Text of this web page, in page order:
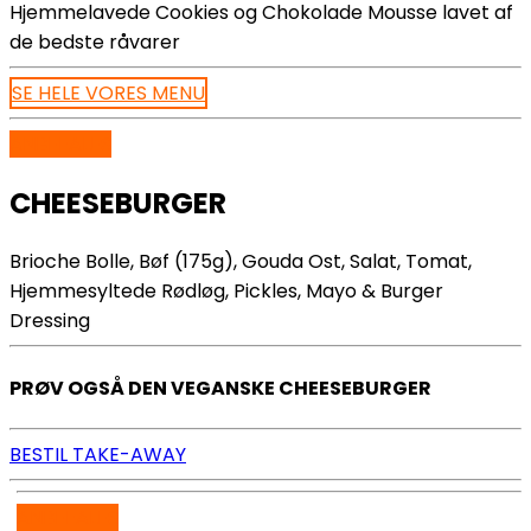
Hjemmelavede Cookies og Chokolade Mousse lavet af
de bedste råvarer
SE HELE VORES MENU
CHEESEBURGER
Brioche Bolle, Bøf (175g), Gouda Ost, Salat, Tomat,
Hjemmesyltede Rødløg, Pickles, Mayo & Burger
Dressing
PRØV OGSÅ DEN VEGANSKE CHEESEBURGER
BESTIL TAKE-AWAY